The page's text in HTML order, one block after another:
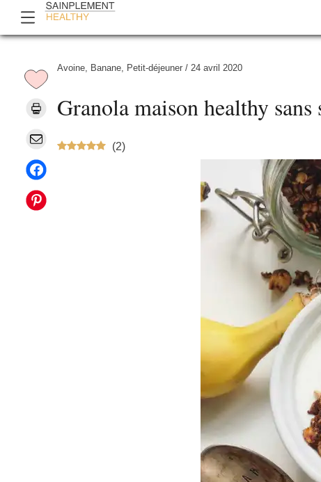
Avoine, Banane, Petit-déjeuner / 24 avril 2020
Granola maison healthy
(2)